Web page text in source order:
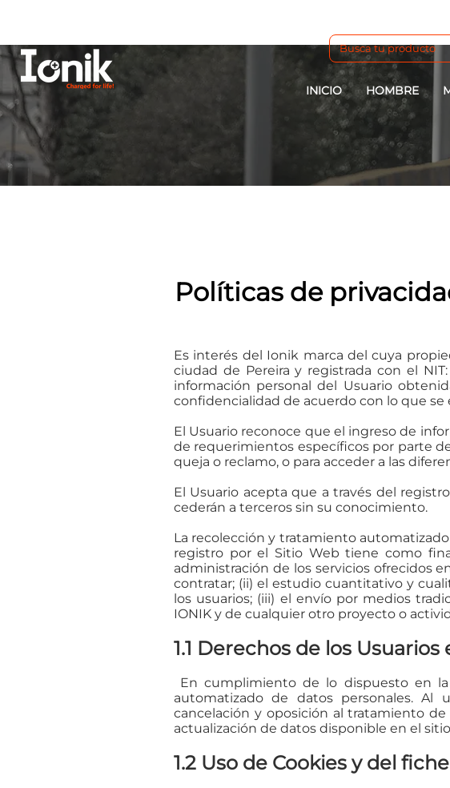
INICIO HOMBRE
Políticas de
Es interés del Ionik marca del cuya
ciudad de Pereira y registrada con el
información personal del Usuario
confidencialidad de acuerdo con lo que
El Usuario reconoce que el ingreso de
de requerimientos específicos por parte
queja o reclamo, o para acceder a las
El Usuario acepta que a través del
cederán a terceros sin su conocimiento.
La recolección y tratamiento
registro por el Sitio Web tiene como
administración de los servicios ofrecidos
contratar; (ii) el estudio cuantitativo y
los usuarios; (iii) el envío por medios
IONIK y de cualquier otro proyecto o
1.1 Derechos de los
En cumplimiento de lo dispuesto en
automatizado de datos personales. Al
cancelación y oposición al tratamiento
actualización de datos disponible en el
1.2 Uso de Cookies y del